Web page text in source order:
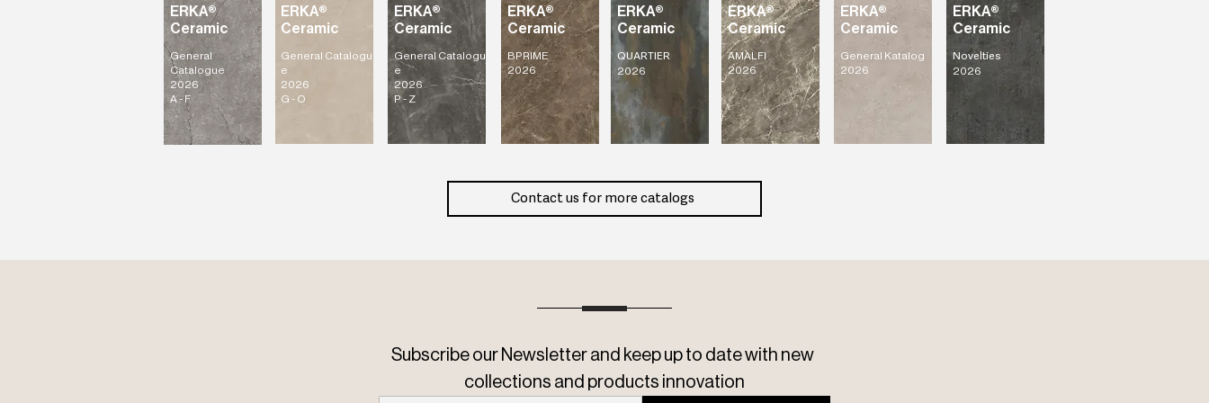
ERKA®
Ceramic
General Catalogu
e
2026
G - O
ERKA®
Ceramic
General
Catalogue
2026
A - F
ERKA®
Ceramic
General Catalogu
e
2026
P - Z
ERKA®
Ceramic
AMALFI
2026
ERKA®
Ceramic
QUARTIER
2026
ERKA®
Ceramic
BPRIME
2026
ERKA®
Ceramic
General Katalog
2026
ERKA®
Ceramic
Novelties
2026
Contact us for more catalogs
Subscribe our Newsletter and keep up to date with new
collections and products innovation